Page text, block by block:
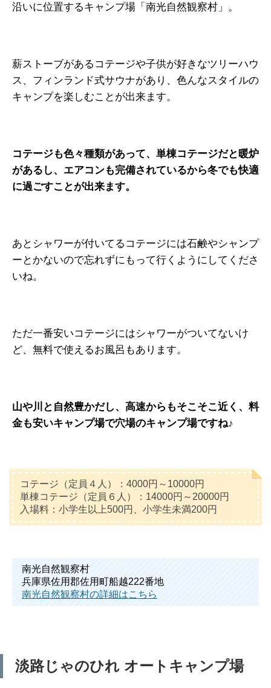
沿いに位置するキャンプ場「南光自然観察村」。
薪ストーブがあるコテージや子供が好きなツリーハウ
ス、フィンランド式サウナがあり、色んなスタイルの
キャンプを楽しむことが出来ます。
コテージも色々種類があって、単棟コテージだと暖炉
があるし、エアコンも完備されているから冬でも快適
に過ごすことが出来ます。
あとシャワーが付いてるコテージには石鹸やシャンプ
ーとかないので忘れずにもって行くようにしてくださ
いね。
ただ一番安いコテージにはシャワーがついてないけ
ど、無料で使えるお風呂もあります。
山や川と自然豊かだし、高速からもそこそこ近く、料
金も安いキャンプ場で穴場のキャンプ場ですね♪
コテージ（定員４人）：4000円～10000円
単棟コテージ（定員６人）：14000円～20000円
入場料：小学生以上500円、小学生未満200円
南光自然観察村
兵庫県佐用郡佐用町船越222番地
南光自然観察村の詳細はこちら
淡路じゃのひれ オートキャンプ場